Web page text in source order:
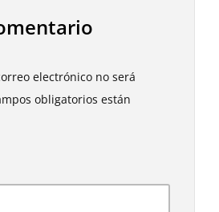
electrónico no será
obligatorios están